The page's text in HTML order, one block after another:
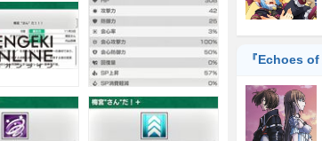
『Echoes